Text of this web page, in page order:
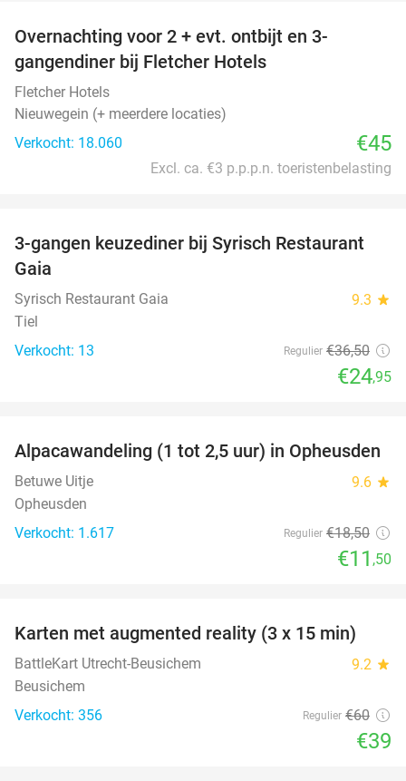
Overnachting voor 2 + evt. ontbijt en 3-
gangendiner bij Fletcher Hotels
Fletcher Hotels
Nieuwegein (+ meerdere locaties)
Verkocht: 18.060
€45
Excl. ca. €3 p.p.p.n. toeristenbelasting
32%
3-gangen keuzediner bij Syrisch Restaurant
Gaia
Syrisch Restaurant Gaia 9.3 star
Tiel
Verkocht: 13
Regulier €36,50
€24,95
38%
Alpacawandeling (1 tot 2,5 uur) in Opheusden
Betuwe Uitje 9.6 star
Opheusden
Verkocht: 1.617
Regulier €18,50
€11 ,50
35%
Karten met augmented reality (3 x 15 min)
BattleKart Utrecht-Beusichem 9.2 star
Beusichem
Verkocht: 356
Regulier €60
€39